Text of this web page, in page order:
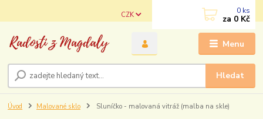
Menu
CZK
Hledat
0 ks
za 0 Kč
Úvod Malované sklo Sluníčko - malovaná vitráž (malba na skle)